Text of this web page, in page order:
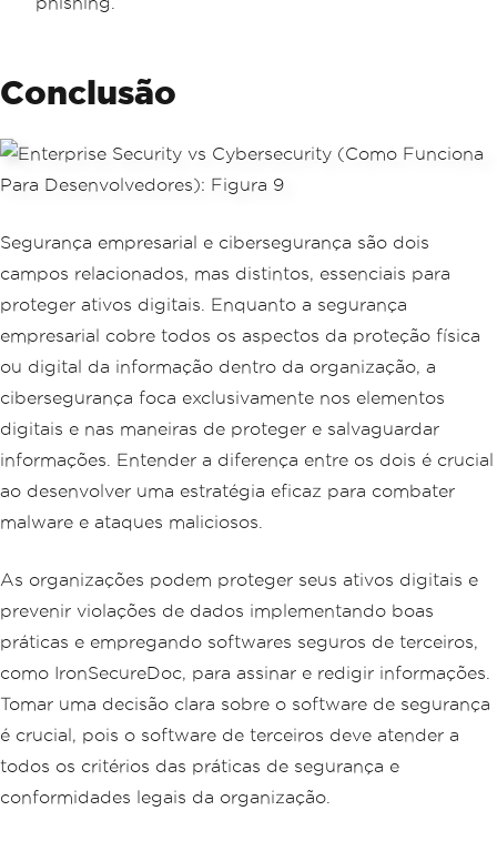
Conclusão
Segurança empresarial e cibersegurança são dois
campos relacionados, mas distintos, essenciais para
proteger ativos digitais. Enquanto a segurança
empresarial cobre todos os aspectos da proteção física
ou digital da informação dentro da organização, a
cibersegurança foca exclusivamente nos elementos
digitais e nas maneiras de proteger e salvaguardar
informações. Entender a diferença entre os dois é crucial
ao desenvolver uma estratégia eficaz para combater
malware e ataques maliciosos.
As organizações podem proteger seus ativos digitais e
prevenir violações de dados implementando boas
práticas e empregando softwares seguros de terceiros,
como IronSecureDoc, para assinar e redigir informações.
Tomar uma decisão clara sobre o software de segurança
é crucial, pois o software de terceiros deve atender a
todos os critérios das práticas de segurança e
conformidades legais da organização.